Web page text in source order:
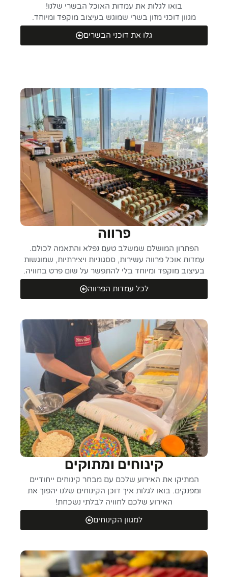
בואו לגלות את עמדות האוכל הבשרי שלנו!
מגוון דוכני מזון בשרי שמוגש בעיצוב מוקפד ומיוחד.
גלו את דוכני הבשרים
פרווה
הפתרון המושלם שמשלב טעם נפלא והתאמה לכולם.
עמדות אוכל פרווה עשירות, ססגוניות ויצירתיות, שמוגשות
בעיצוב מוקפד ומיוחד בלי להתפשר על שום פרט בחוויה.
לכל עמדות הפרווה
קינוחים ומתוקים
המתיקו את האירוע שלכם עם מבחר קינוחים ייחודיים
ומפנקים. בואו לגלות איך דוכן הקינוחים שלנו יהפוך את
האירוע שלכם לחוויה לבלתי נשכחת!
למגוון הקינוחים